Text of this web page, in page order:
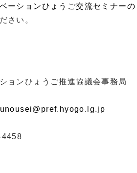
ーションひょうご交流セミナーの
さい。
ョンひょうご推進協議会事務局